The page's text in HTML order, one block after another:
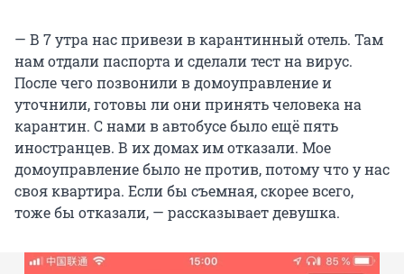
— В 7 утра нас привези в карантинный отель. Там
нам отдали паспорта и сделали тест на вирус.
После чего позвонили в домоуправление и
уточнили, готовы ли они принять человека на
карантин. С нами в автобусе было ещё пять
иностранцев. В их домах им отказали. Мое
домоуправление было не против, потому что у нас
своя квартира. Если бы съемная, скорее всего,
тоже бы отказали, — рассказывает девушка.